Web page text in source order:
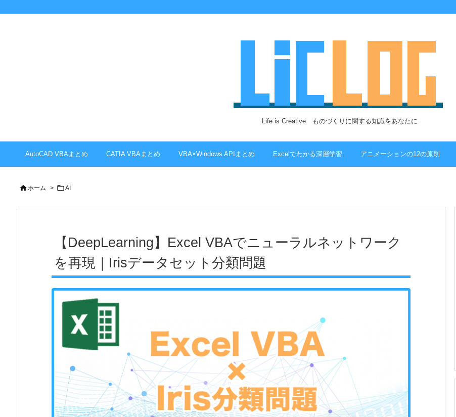
Life is Creative ものづくりに関する知識をあなたに
AutoCAD VBAまとめ CATIA VBAまとめ VBA×Windows APIまとめ Excelでわかる深層学習 アニメーションの12の原則
 ホーム > AI
【DeepLearning】Excel VBAでニューラルネットワーク
を再現｜Irisデータセット分類問題